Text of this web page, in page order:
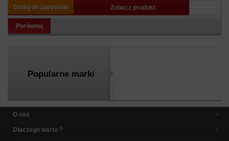
Dodaj do zapytania Zobacz produkt
Porównaj
Popularne marki
O nas
Dlaczego warto ?